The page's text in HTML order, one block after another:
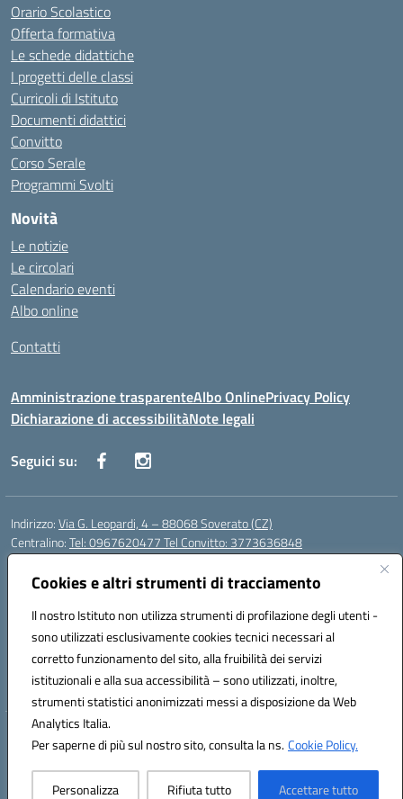
Cookies e altri strumenti di tracciamento
Il nostro Istituto non utilizza strumenti di profilazione degli utenti -
sono utilizzati esclusivamente cookies tecnici necessari al
corretto funzionamento del sito, alla fruibilità dei servizi
istituzionali e alla sua accessibilità – sono utilizzati, inoltre,
strumenti statistici anonimizzati messi a disposizione da Web
Analytics Italia.
Per saperne di più sul nostro sito, consulta la ns.Cookie Policy.
Personalizza Rifiuta tutto Accettare tutto
Orario Scolastico
Offerta formativa
Le schede didattiche
I progetti delle classi
Curricoli di Istituto
Documenti didattici
Convitto
Corso Serale
Programmi Svolti
Novità
Le notizie
Le circolari
Calendario eventi
Albo online
Contatti
Amministrazione trasparenteAlbo OnlinePrivacy Policy
Dichiarazione di accessibilitàNote legali
Seguici su:
Indirizzo:Via G. Leopardi, 4 – 88068 Soverato (CZ)
Centralino:Tel: 0967620477 Tel Convitto: 3773636848
Email:
Posta elettronica certificata (PEC):czrh04000q@pec.istruzione.it
Codice fiscale: 84000690796
Codice meccanografico:CZRH04000Q
Codice Indice delle Pubbliche Amministrazioni (IPA): istsc_czrh04000q
Codice unico di fatturazione (CUF): UF9M13
Hosting & Powered by 3D Solution S.r.l.
Concept & Design by Designers Italia